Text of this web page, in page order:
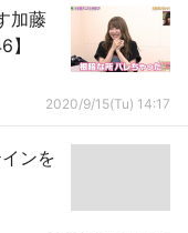
加藤
2020/9/15(Tu) 14:17
ンを